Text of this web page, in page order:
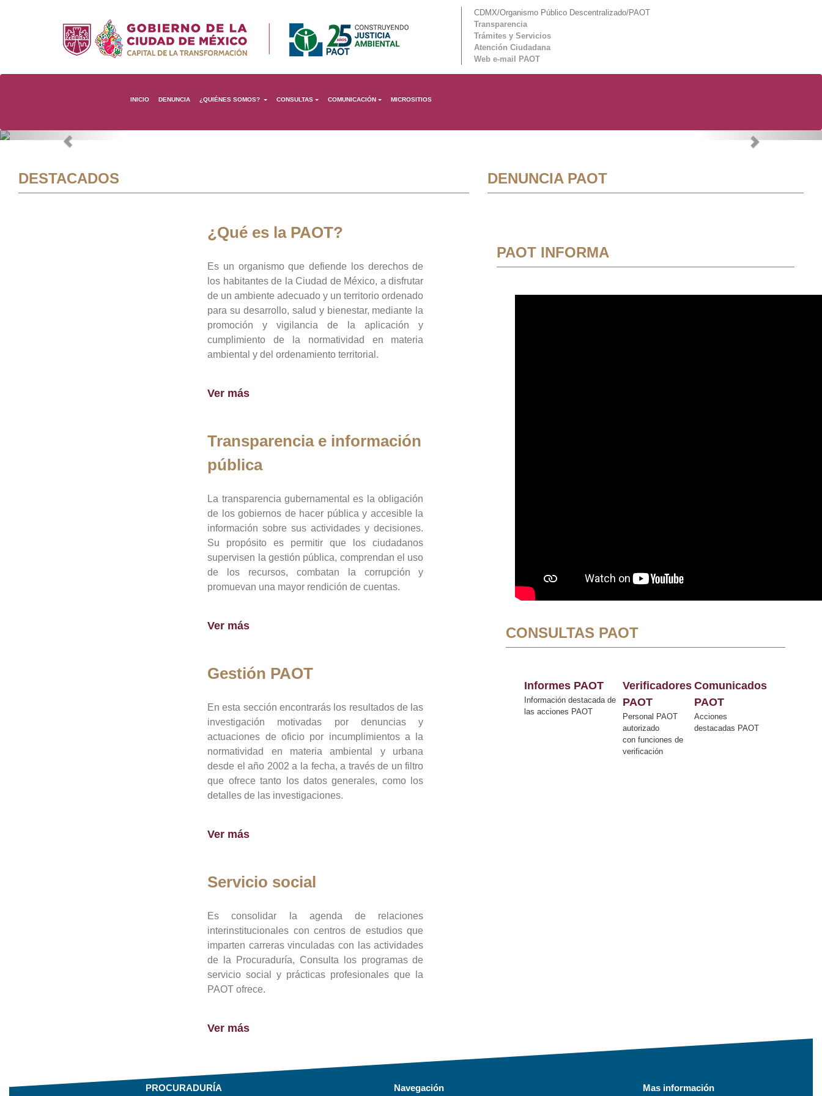
CDMX/Organismo Público Descentralizado/PAOT
Transparencia
Trámites y Servicios
Atención Ciudadana
Web e-mail PAOT
INICIO DENUNCIA ¿QUIÉNES SOMOS? CONSULTAS COMUNICACIÓN MICROSITIOS
Previous Next
DESTACADOS
¿Qué es la PAOT?
Es un organismo que defiende los derechos de
los habitantes de la Ciudad de México, a disfrutar
de un ambiente adecuado y un territorio ordenado
para su desarrollo, salud y bienestar, mediante la
promoción y vigilancia de la aplicación y
cumplimiento de la normatividad en materia
ambiental y del ordenamiento territorial.
Ver más
Transparencia e información
pública
La transparencia gubernamental es la obligación
de los gobiernos de hacer pública y accesible la
información sobre sus actividades y decisiones.
Su propósito es permitir que los ciudadanos
supervisen la gestión pública, comprendan el uso
de los recursos, combatan la corrupción y
promuevan una mayor rendición de cuentas.
Ver más
Gestión PAOT
En esta sección encontrarás los resultados de las
investigación motivadas por denuncias y
actuaciones de oficio por incumplimientos a la
normatividad en materia ambiental y urbana
desde el año 2002 a la fecha, a través de un filtro
que ofrece tanto los datos generales, como los
detalles de las investigaciones.
Ver más
Servicio social
Es consolidar la agenda de relaciones
interinstitucionales con centros de estudios que
imparten carreras vinculadas con las actividades
de la Procuraduría, Consulta los programas de
servicio social y prácticas profesionales que la
PAOT ofrece.
Ver más
DENUNCIA PAOT
PAOT INFORMA
CONSULTAS PAOT
Informes PAOT
Información destacada de
las acciones PAOT
Verificadores
PAOT
Personal PAOT
autorizado
con funciones de
verificación
Comunicados
PAOT
Acciones
destacadas PAOT
PROCURADURÍA Navegación Mas información